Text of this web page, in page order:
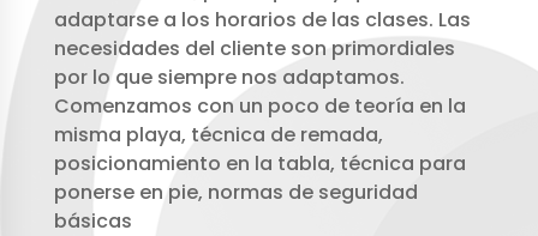
adaptarse a los horarios de las clases. Las
necesidades del cliente son primordiales
por lo que siempre nos adaptamos.
Comenzamos con un poco de teoría en la
misma playa, técnica de remada,
posicionamiento en la tabla, técnica para
ponerse en pie, normas de seguridad
básicas